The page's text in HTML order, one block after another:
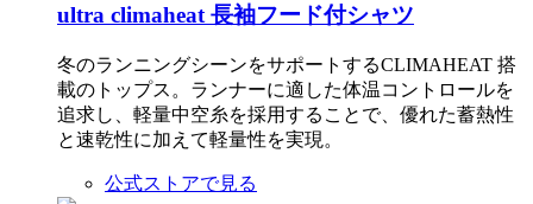
ultra climaheat 長袖フード付シャツ
冬のランニングシーンをサポートするCLIMAHEAT 搭
載のトップス。ランナーに適した体温コントロールを
追求し、軽量中空糸を採用することで、優れた蓄熱性
と速乾性に加えて軽量性を実現。
公式ストアで見る